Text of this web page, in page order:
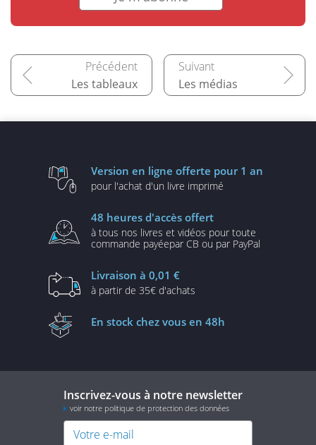
Les tableaux Les médias
Version en ligne offerte pour 1 an
pour l'achat d'un livre imprimé
48 heures d'accès offert
à tous nos livres et vidéos pour toute
commande payéepar CB ou par PayPal
Livraison à 0,01 €
à partir de 35€ d'achats
En stock chez vous en 48h
Inscrivez-vous à notre newsletter
voir notre politique de protection des données